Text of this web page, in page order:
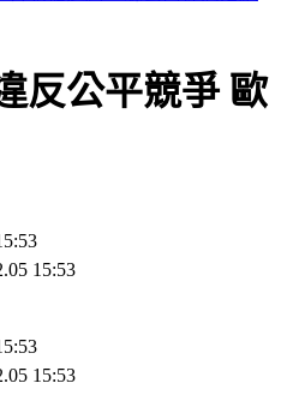
反公平競爭 歐
15:53
15:53